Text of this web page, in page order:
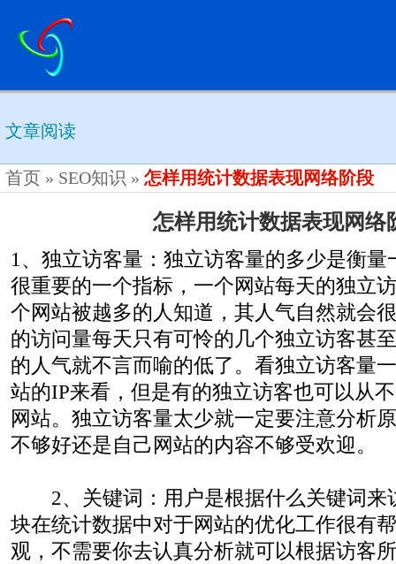
文章阅读
首页 » SEO知识 » 怎样用统计数据表现网络阶段
怎样用统计数据表现网络
1、独立访客量：独立访客量的多少是衡
很重要的一个指标，一个网站每天的独立
个网站被越多的人知道，其人气自然就会
的访问量每天只有可怜的几个独立访客甚
的人气就不言而喻的低了。看独立访客量
站的IP来看，但是有的独立访客也可以从
网站。独立访客量太少就一定要注意分析
不够好还是自己网站的内容不够受欢迎。
2、关键词：用户是根据什么关键词来
块在统计数据中对于网站的优化工作很有
观，不需要你去认真分析就可以根据访客